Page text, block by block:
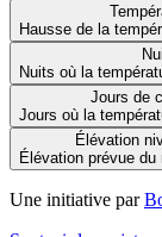
Hausse de la
Nuits où la
Jours de
Jours où la
Élévation
Élévation prévue
Une initiative par